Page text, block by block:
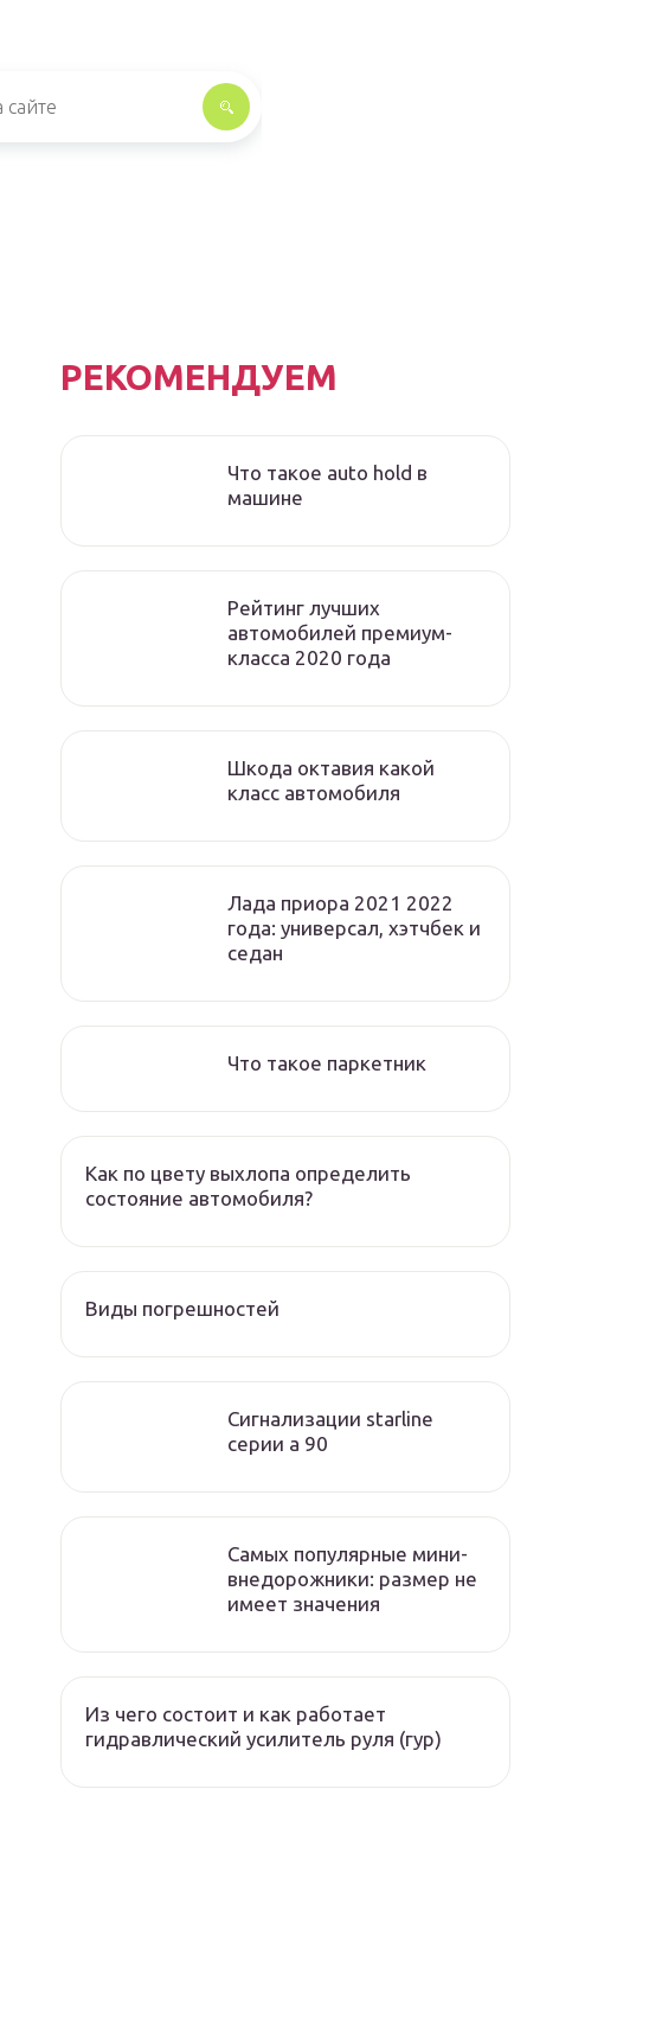
РЕКОМЕНДУЕМ
Что такое auto hold в
машине
Рейтинг лучших
автомобилей премиум-
класса 2020 года
Шкода октавия какой
класс автомобиля
Лада приора 2021 2022
года: универсал, хэтчбек и
седан
Что такое паркетник
Как по цвету выхлопа определить
состояние автомобиля?
Виды погрешностей
Сигнализации starline
серии а 90
Самых популярные мини-
внедорожники: размер не
имеет значения
Из чего состоит и как работает
гидравлический усилитель руля (гур)